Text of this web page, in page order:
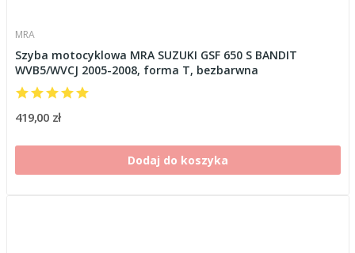
MRA
Szyba motocyklowa MRA SUZUKI GSF 650 S BANDIT
WVB5/WVCJ 2005-2008, forma T, bezbarwna
419,00 zł
Dodaj do koszyka